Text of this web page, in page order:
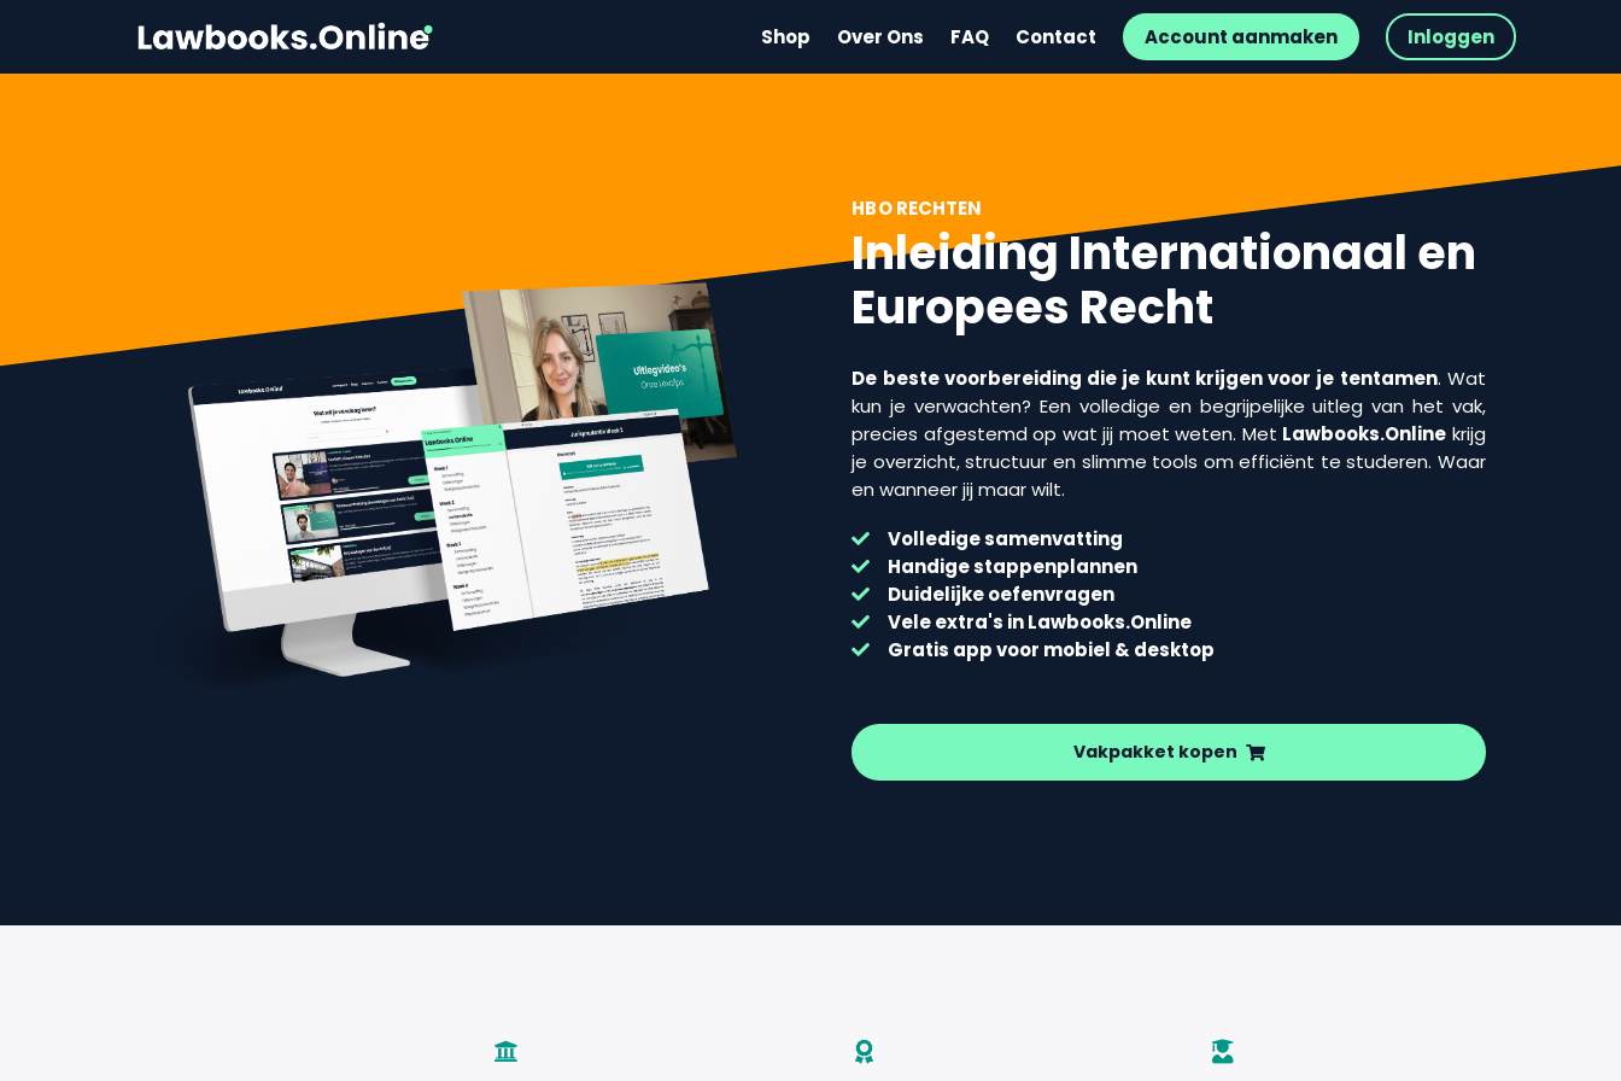
Shop Over Ons FAQ Contact Account aanmaken Inloggen
HBO RECHTEN
Inleiding Internationaal en
Europees Recht
De beste voorbereiding die je kunt krijgen voor je tentamen. Wat
kun je verwachten? Een volledige en begrijpelijke uitleg van het vak,
precies afgestemd op wat jij moet weten. Met Lawbooks.Online krijg
je overzicht, structuur en slimme tools om efficiënt te studeren. Waar
en wanneer jij maar wilt.
Volledige samenvatting
Handige stappenplannen
Duidelijke oefenvragen
Vele extra's in Lawbooks.Online
Gratis app voor mobiel & desktop
Vakpakket kopen